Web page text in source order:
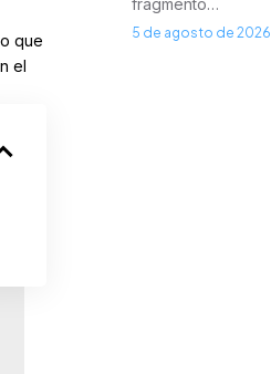
que
el
fragmento…
5 de agosto de 2026